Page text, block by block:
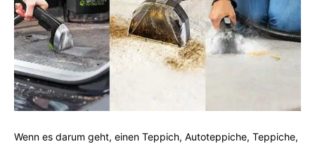
Wenn es darum geht, einen Teppich, Autoteppiche, Teppiche,